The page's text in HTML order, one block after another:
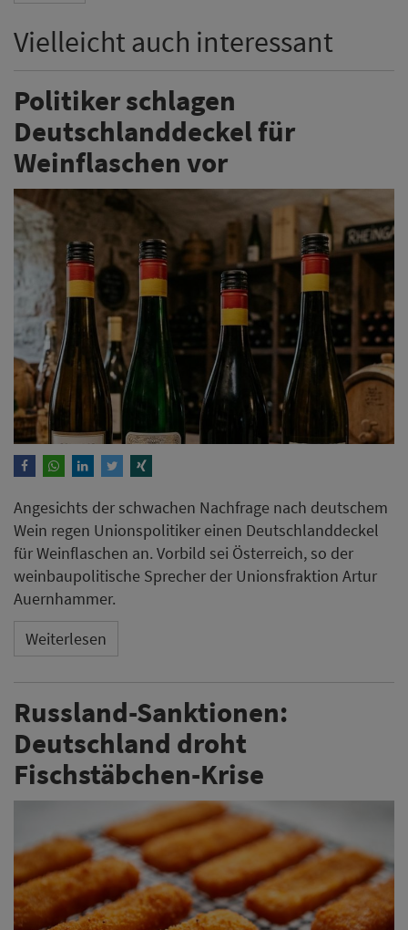
Vielleicht auch interessant
Politiker schlagen
Deutschlanddeckel für
Weinflaschen vor
Angesichts der schwachen Nachfrage nach deutschem
Wein regen Unionspolitiker einen Deutschlanddeckel
für Weinflaschen an. Vorbild sei Österreich, so der
weinbaupolitische Sprecher der Unionsfraktion Artur
Auernhammer.
Weiterlesen
Russland-Sanktionen:
Deutschland droht
Fischstäbchen-Krise